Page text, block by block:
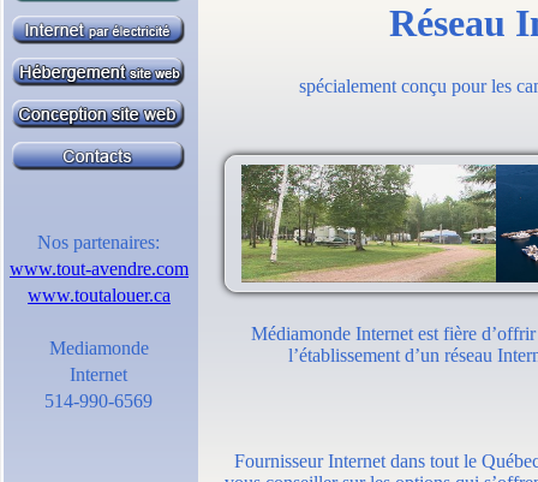
Nos partenaires:
www.tout-avendre.com
www.toutalouer.ca
Mediamonde
Internet
514-990-6569
Réseau
spécialement conçu pour les
Médiamonde Internet est fière
l’établissement d’un réseau
Fournisseur Internet dans tout le